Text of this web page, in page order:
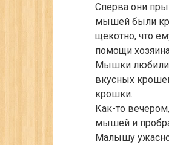
Сперва они
мышей были
щекотно, что
помощи
Мышки любили
вкусных
крошки.
Как-то
мышей и
Малышу ужасно